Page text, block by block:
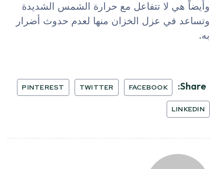
وأيضاً هي لا تتفاعل مع حرارة الشمس الشديدة
وتساعد في عزل الخزان منها لعدم حدوث أضرار
به.
Share:
FACEBOOK
TWITTER
PINTEREST
LINKEDIN